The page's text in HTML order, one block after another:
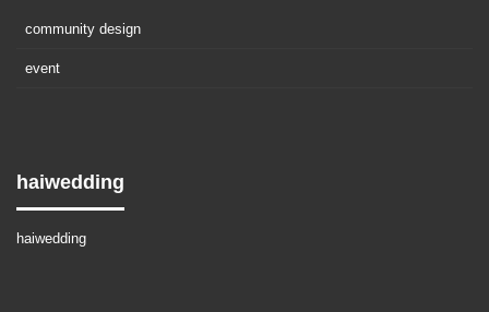
community design
event
haiwedding
haiwedding